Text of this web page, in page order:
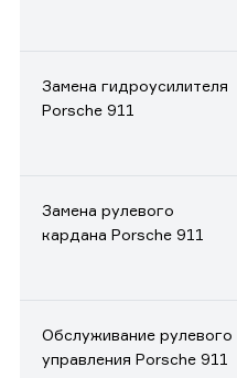
Замена гидроусилителя
Porsche 911
Замена рулевого
кардана Porsche 911
Обслуживание рулевого
управления Porsche 911